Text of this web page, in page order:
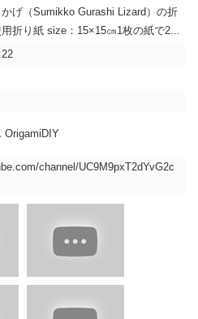
げ（Sumikko Gurashi Lizard）の折
折り紙 size：15×15㎝1枚の紙で2...
OrigamiDIY
channel/UC9M9pxT2dYvG2c